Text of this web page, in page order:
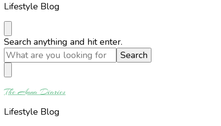
Lifestyle Blog
Looking
for
Something?
Search anything and hit enter.
The Anna Diaries
Lifestyle Blog